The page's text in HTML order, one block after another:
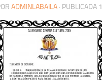
ADMINLABAILA · PUBLICADA